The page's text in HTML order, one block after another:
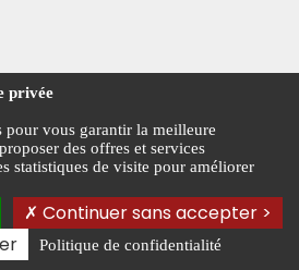
de vente
privée
pour vous garantir la meilleure
des offres et services
statistiques de visite pour améliorer
Continuer sans accepter >
Politique de confidentialité